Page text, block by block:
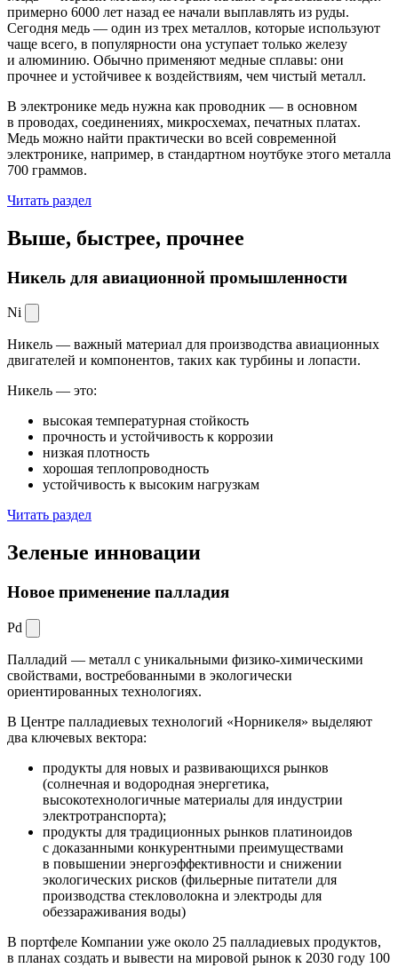
примерно 6000 лет назад ее начали выплавлять из руды.
Сегодня медь — один из трех металлов, которые используют
чаще всего, в популярности она уступает только железу
и алюминию. Обычно применяют медные сплавы: они
прочнее и устойчивее к воздействиям, чем чистый металл.
В электронике медь нужна как проводник — в основном
в проводах, соединениях, микросхемах, печатных платах.
Медь можно найти практически во всей современной
электронике, например, в стандартном ноутбуке этого металла
700 граммов.
Читать раздел
Выше, быстрее, прочнее
Никель для авиационной промышленности
Ni
Никель — важный материал для производства авиационных
двигателей и компонентов, таких как турбины и лопасти.
Никель — это:
высокая температурная стойкость
прочность и устойчивость к коррозии
низкая плотность
хорошая теплопроводность
устойчивость к высоким нагрузкам
Читать раздел
Зеленые инновации
Новое применение палладия
Pd
Палладий — металл с уникальными физико-химическими
свойствами, востребованными в экологически
ориентированных технологиях.
В Центре палладиевых технологий «Норникеля» выделяют
два ключевых вектора:
продукты для новых и развивающихся рынков
(солнечная и водородная энергетика,
высокотехнологичные материалы для индустрии
электротранспорта);
продукты для традиционных рынков платиноидов
с доказанными конкурентными преимуществами
в повышении энергоэффективности и снижении
экологических рисков (фильерные питатели для
производства стекловолокна и электроды для
обеззараживания воды)
В портфеле Компании уже около 25 палладиевых продуктов,
в планах создать и вывести на мировой рынок к 2030 году 100